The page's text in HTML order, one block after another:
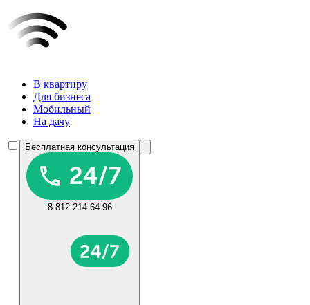
В квартиру
Для бизнеса
Мобильный
На дачу
Бесплатная консультация
8 812 214 64 96